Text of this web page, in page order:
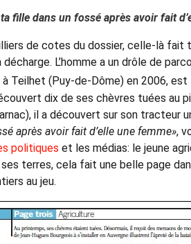
fille dans un fossé après avoir fait
de cotes du dossier, celle-là fait
L’homme a un drôle de
à Teilhet (Puy-de-Dôme) en 2006,
dix de ses chèvres tuées au
il a découvert sur son tracteur
après avoir fait d’elle une femme»,
politiques et les médias: le jeune
terres, cela fait une belle page
au jeu.